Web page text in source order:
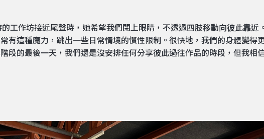
工作坊接近尾聲時，她希望我們閉上眼睛，不透過四肢移動向彼此靠近
有這種魔力，跳出一些日常情境的慣性限制。很快地，我們的身體變得
段的最後一天，我們還是沒安排任何分享彼此過往作品的時段，但我相